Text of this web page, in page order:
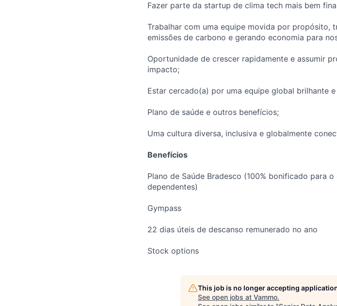
Fazer parte da startup de clima tech mais bem
Trabalhar com uma equipe movida por propósito,
emissões de carbono e gerando economia para
Oportunidade de crescer rapidamente e assumir
impacto;
Estar cercado(a) por uma equipe global brilhante
Plano de saúde e outros benefícios;
Uma cultura diversa, inclusiva e globalmente
Benefícios
Plano de Saúde Bradesco (100% bonificado para
dependentes)
Gympass
22 dias úteis de descanso remunerado no ano
Stock options
This job is no longer accepting
See open jobs at Vammo.